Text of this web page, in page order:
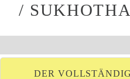
/
DER